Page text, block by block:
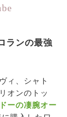
ランの最強
ィ、シャト
オンのトッ
ーの凄腕オー